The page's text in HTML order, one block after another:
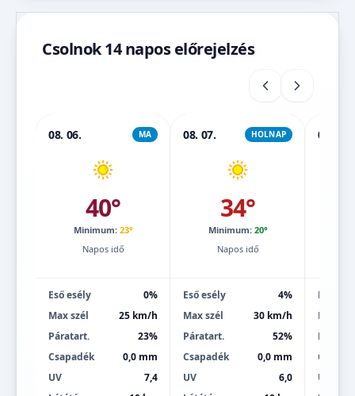
Csolnok 14 napos előrejelzés
08. 06. MA
40°
Minimum: 23°
Napos idő
Eső esély
0%
Max szél
25 km/h
Páratart.
23%
Csapadék
0,0 mm
UV
7,4
08. 07. HOLNAP
34°
Minimum: 20°
Napos idő
Eső esély
4%
Max szél
30 km/h
Páratart.
52%
Csapadék
0,0 mm
UV
6,0
08. 08.
Eső
Max
UV